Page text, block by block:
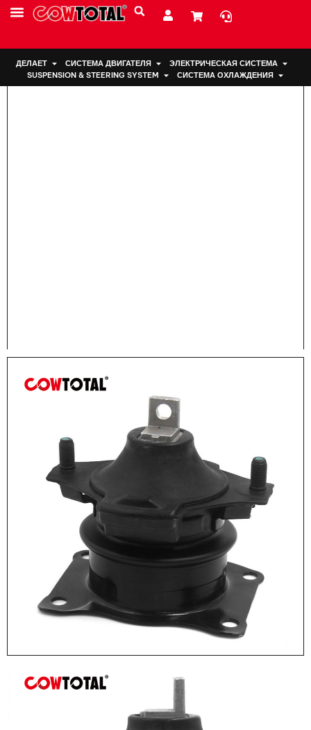
ДЕЛАЕТ СИСТЕМА ДВИГАТЕЛЯ
ЭЛЕКТРИЧЕСКАЯ СИСТЕМА
SUSPENSION & STEERING SYSTEM
СИСТЕМА ОХЛАЖДЕНИЯ
> Подвеска двигателя 50830-SDA-003 Для Honda